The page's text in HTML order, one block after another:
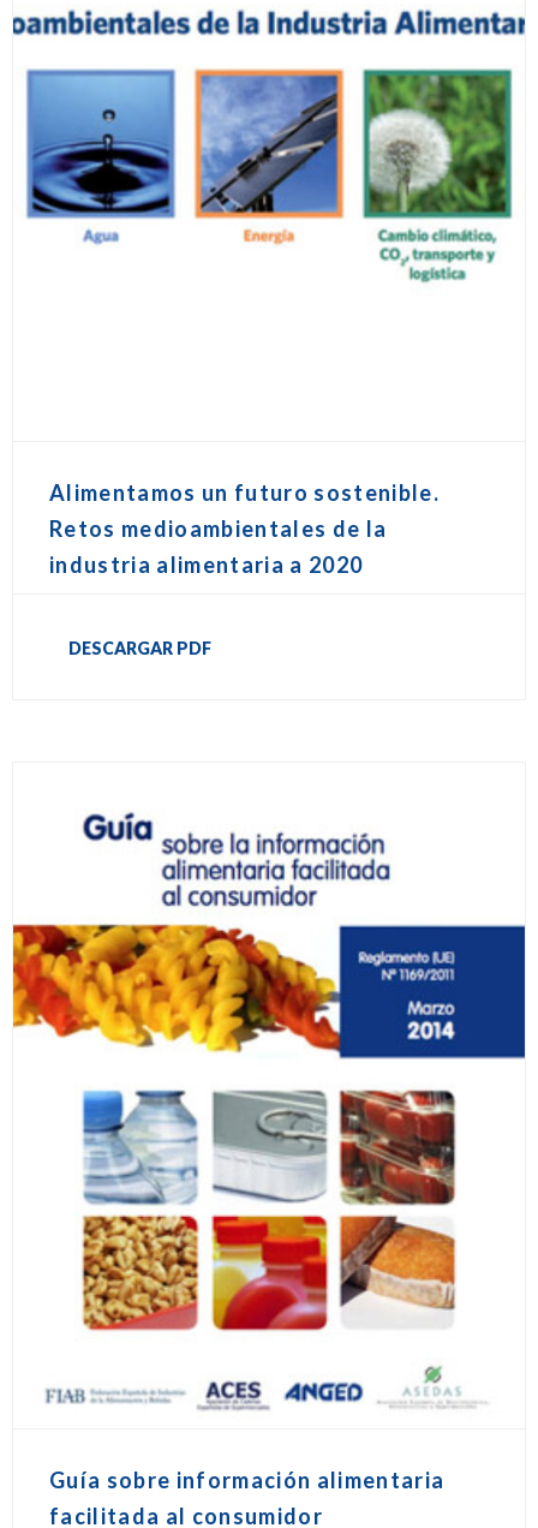
Alimentamos un futuro sostenible.
Retos medioambientales de la
industria alimentaria a 2020
DESCARGAR PDF
Guía sobre información alimentaria
facilitada al consumidor